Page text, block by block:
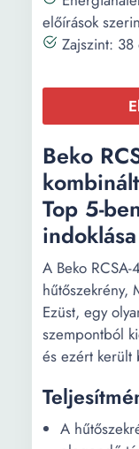
Mélység:
Magasság:
előírások
Zajszint: 38
Beko
Top 5-
indoklása
A Beko
hűtőszekrény,
Ezüst, egy
szempontból
és ezért került
A